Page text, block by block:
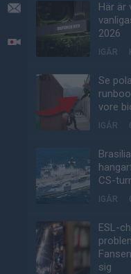
LIVESÄNDNINGAR
Här är
2026
IGÅR
Se
vore
IGÅR
CS-
IGÅR
ESL-
sig